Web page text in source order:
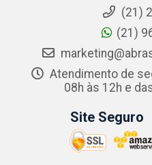
(21)
(21)
Atendimento de
08h às 12h e
Site Seguro